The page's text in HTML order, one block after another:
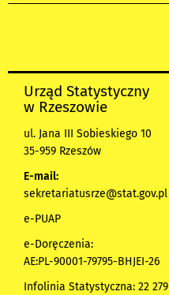
Urząd Statystyczny
w Rzeszowie
ul. Jana III Sobieskiego 10
35-959 Rzeszów
E-mail:
sekretariatusrze@stat.gov.pl
e-PUAP
e-Doręczenia:
AE:PL-90001-79795-BHJEI-26
Infolinia Statystyczna: 22 279